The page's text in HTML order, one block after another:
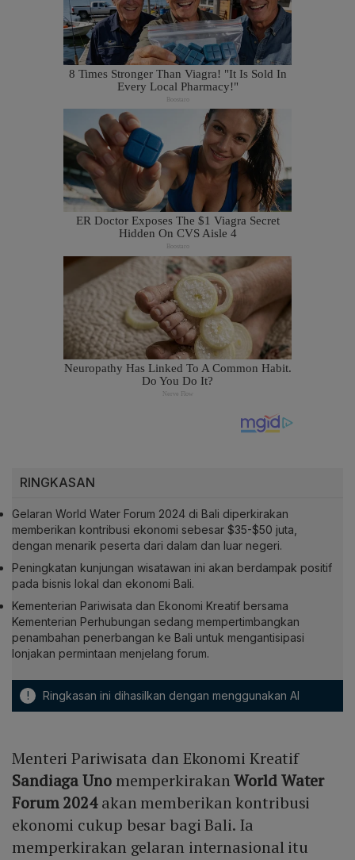
RINGKASAN
Gelaran World Water Forum 2024 di Bali diperkirakan
memberikan kontribusi ekonomi sebesar $35-$50 juta,
dengan menarik peserta dari dalam dan luar negeri.
Peningkatan kunjungan wisatawan ini akan berdampak positif
pada bisnis lokal dan ekonomi Bali.
Kementerian Pariwisata dan Ekonomi Kreatif bersama
Kementerian Perhubungan sedang mempertimbangkan
penambahan penerbangan ke Bali untuk mengantisipasi
lonjakan permintaan menjelang forum.
! Ringkasan ini dihasilkan dengan menggunakan AI
Menteri Pariwisata dan Ekonomi Kreatif
Sandiaga UnomemperkirakanWorld Water
Forum 2024akan memberikan kontribusi
ekonomi cukup besar bagi Bali. Ia
memperkirakan gelaran internasional itu